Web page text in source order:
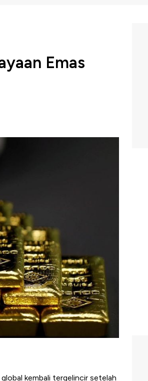
Emas
global kembali tergelincir setelah